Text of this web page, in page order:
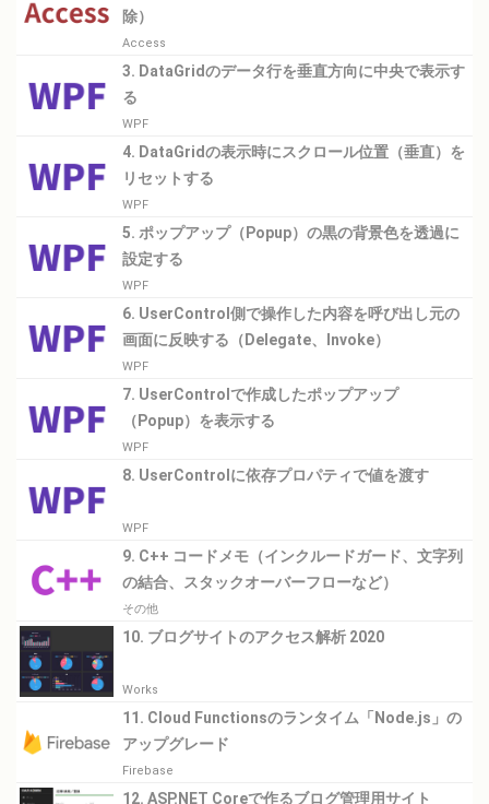
除）
Access
3. DataGridのデータ行を垂直方向に中央で表示す
る
WPF
4. DataGridの表示時にスクロール位置（垂直）を
リセットする
WPF
5. ポップアップ（Popup）の黒の背景色を透過に
設定する
WPF
6. UserControl側で操作した内容を呼び出し元の
画面に反映する（Delegate、Invoke）
WPF
7. UserControlで作成したポップアップ
（Popup）を表示する
WPF
8. UserControlに依存プロパティで値を渡す
WPF
9. C++ コードメモ（インクルードガード、文字列
の結合、スタックオーバーフローなど）
その他
10. ブログサイトのアクセス解析 2020
Works
11. Cloud Functionsのランタイム「Node.js」の
アップグレード
Firebase
12. ASP.NET Coreで作るブログ管理用サイト